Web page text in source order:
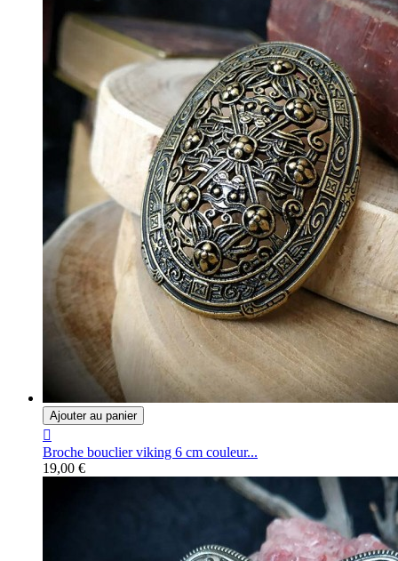
Ajouter au panier

Broche bouclier viking 6 cm couleur...
19,00 €